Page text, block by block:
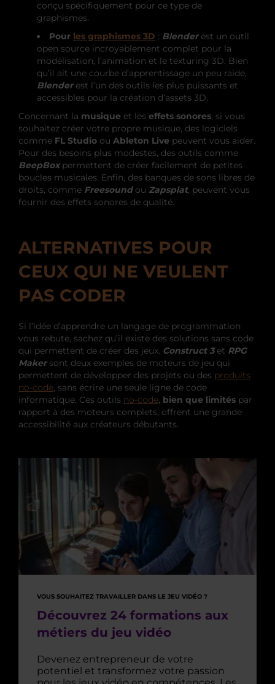
conçu spécifiquement pour ce type de
graphismes.
Pour les graphismes 3D : Blenderest un outil
open source incroyablement complet pour la
modélisation, l’animation et le texturing 3D. Bien
qu’il ait une courbe d’apprentissage un peu raide,
Blenderest l’un des outils les plus puissants et
accessibles pour la création d’assets 3D.
Concernant la musique et les effets sonores, si vous
souhaitez créer votre propre musique, des logiciels
comme FL Studio ou Ableton Live peuvent vous aider.
Pour des besoins plus modestes, des outils comme
BeepBoxpermettent de créer facilement de petites
boucles musicales. Enfin, des banques de sons libres de
droits, comme Freesoundou Zapsplat, peuvent vous
fournir des effets sonores de qualité.
ALTERNATIVES POUR
CEUX QUI NE VEULENT
PAS CODER
Si l’idée d’apprendre un langage de programmation
vous rebute, sachez qu’il existe des solutions sans code
qui permettent de créer des jeux. Construct 3et RPG
Makersont deux exemples de moteurs de jeu qui
permettent de développer des projets ou des produits
no-code, sans écrire une seule ligne de code
informatique. Ces outils no-code, bien que limités par
rapport à des moteurs complets, offrent une grande
accessibilité aux créateurs débutants.
VOUS SOUHAITEZ TRAVAILLER DANS LE JEU VIDÉO ?
Découvrez 24 formations aux
métiers du jeu vidéo
Devenez entrepreneur de votre
potentiel et transformez votre passion